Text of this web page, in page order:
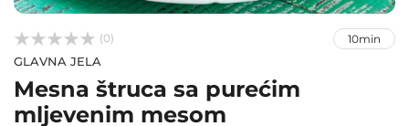


 (0) 10min
GLAVNA JELA
Mesna štruca sa purećim
mljevenim mesom